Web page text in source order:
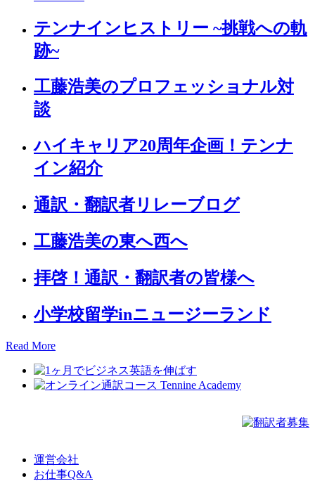
テンナインヒストリー ~挑戦への軌
跡~
工藤浩美のプロフェッショナル対
談
ハイキャリア20周年企画！テンナ
イン紹介
通訳・翻訳者リレーブログ
工藤浩美の東へ西へ
拝啓！通訳・翻訳者の皆様へ
小学校留学inニュージーランド
Read More
運営会社
お仕事Q&A